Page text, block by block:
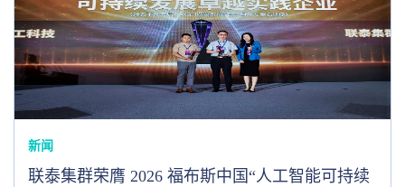
新闻
联泰集群荣膺 2026 福布斯中国“人工智能可持续